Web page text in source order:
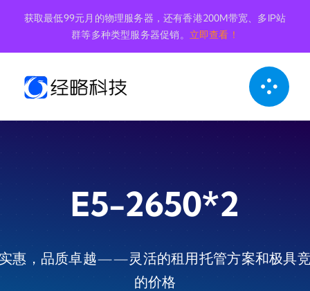
内
获取最低99元月的物理服务器，还有香港200M带宽、多IP站
群等多种类型服务器促销。 立即查看！
E5-2650*2
惠，品质卓越——灵活的租用托管方案和极具
的价格